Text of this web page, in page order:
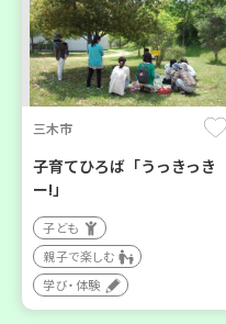
三木市
子育てひろば「うっきっき
ー!」
子ども
親子で楽しむ
学び・体験